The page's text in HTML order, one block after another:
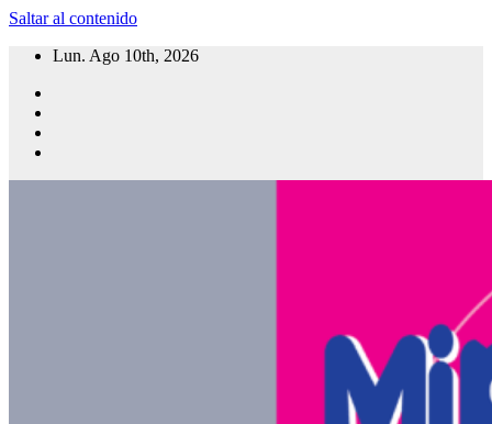
Saltar al contenido
Lun. Ago 10th, 2026